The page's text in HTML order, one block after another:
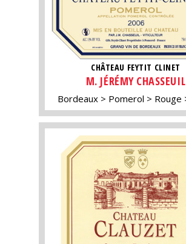
CHÂTEAU FEYTIT CLINET
M. JÉRÉMY CHASSEUIL
Bordeaux Pomerol Rouge